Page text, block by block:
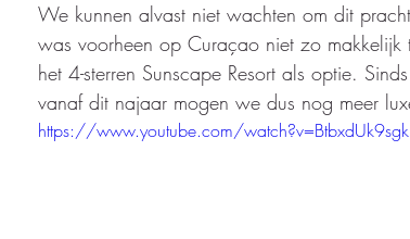
We kunnen alvast niet wachten om dit
was voorheen op Curaçao niet zo
het 4-sterren Sunscape Resort als optie.
vanaf dit najaar mogen we dus nog meer
https://www.youtube.com/watch?v=BtbxdUk9sgk